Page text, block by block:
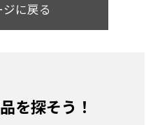
に戻る
を探そう！